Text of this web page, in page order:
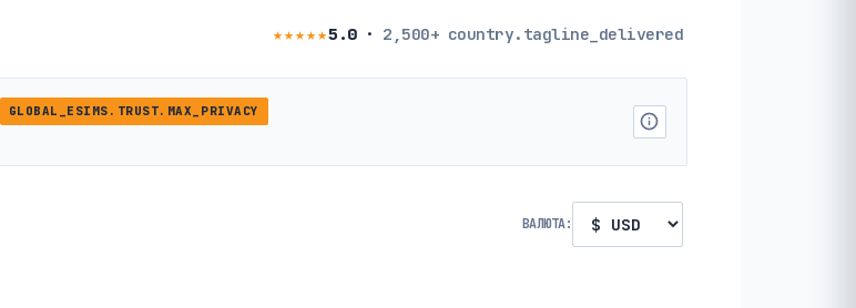
★★★★★5.0· 2,500+ country.tagline_delivered
GLOBAL_ESIMS.TRUST.MAX_PRIVACY
ВАЛЮТА: